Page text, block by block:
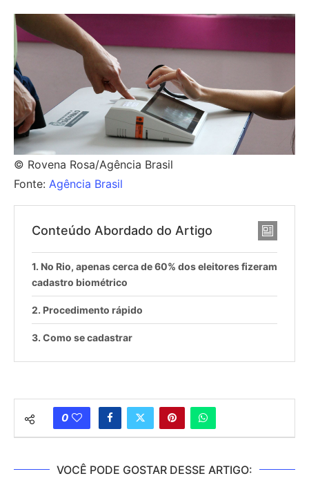
© Rovena Rosa/Agência Brasil
Fonte: Agência Brasil
Conteúdo Abordado do Artigo
No Rio, apenas cerca de 60% dos eleitores fizeram
cadastro biométrico
Procedimento rápido
Como se cadastrar
0
VOCÊ PODE GOSTAR DESSE ARTIGO: